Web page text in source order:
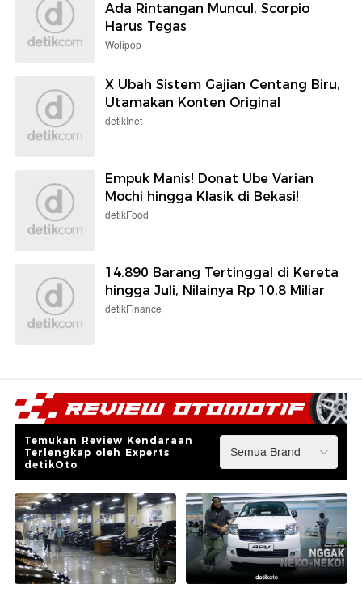
Ada Rintangan Muncul, Scorpio
Harus Tegas
Wolipop
X Ubah Sistem Gajian Centang Biru,
Utamakan Konten Original
detikInet
Empuk Manis! Donat Ube Varian
Mochi hingga Klasik di Bekasi!
detikFood
14.890 Barang Tertinggal di Kereta
hingga Juli, Nilainya Rp 10,8 Miliar
detikFinance
Temukan Review Kendaraan
Terlengkap oleh Experts
detikOto